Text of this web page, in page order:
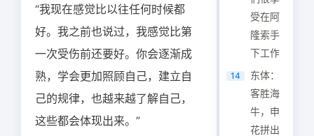
“我现在感觉比以往任何时候都
好。我之前也说过，我感觉比第
一次受伤前还要好。你会逐渐成
熟，学会更加照顾自己，建立自
己的规律，也越来越了解自己，
这些都会体现出来。”
受在阿
隆索手
下工作
14
东体：
客胜海
牛，申
花拼出